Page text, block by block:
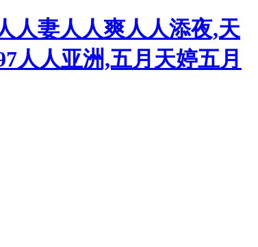
人妻人人爽人人添夜,天
人人亚洲,五月天婷五月